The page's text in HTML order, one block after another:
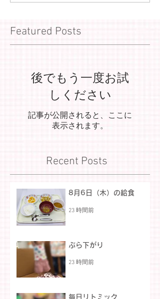
Featured Posts
後でもう一度お試
しください
記事が公開されると、ここに
表示されます。
Recent Posts
8月6日（木）の給食
23 時間前
ぶら下がり
23 時間前
毎日リトミック